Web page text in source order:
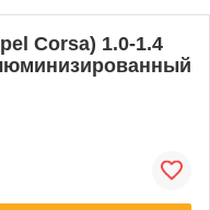
Corsa) 1.0-1.4